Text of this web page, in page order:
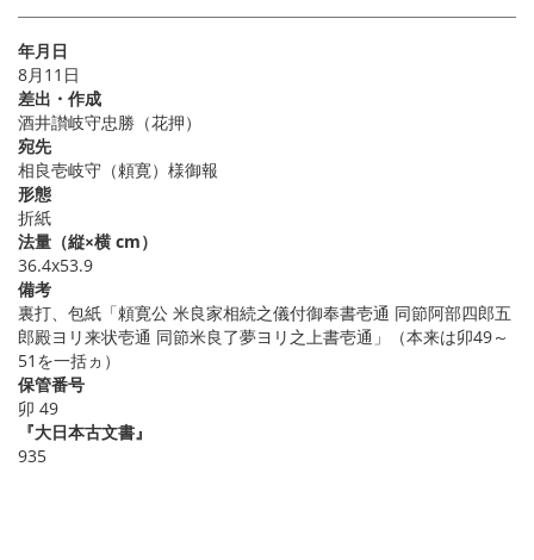
年月日
8月11日
差出・作成
酒井讃岐守忠勝（花押）
宛先
相良壱岐守（頼寛）様御報
形態
折紙
法量（縦×横 cm）
36.4x53.9
備考
裏打、包紙「頼寛公 米良家相続之儀付御奉書壱通 同節阿部四郎五
郎殿ヨリ来状壱通 同節米良了夢ヨリ之上書壱通」（本来は卯49～
51を一括ヵ）
保管番号
卯 49
『大日本古文書』
935